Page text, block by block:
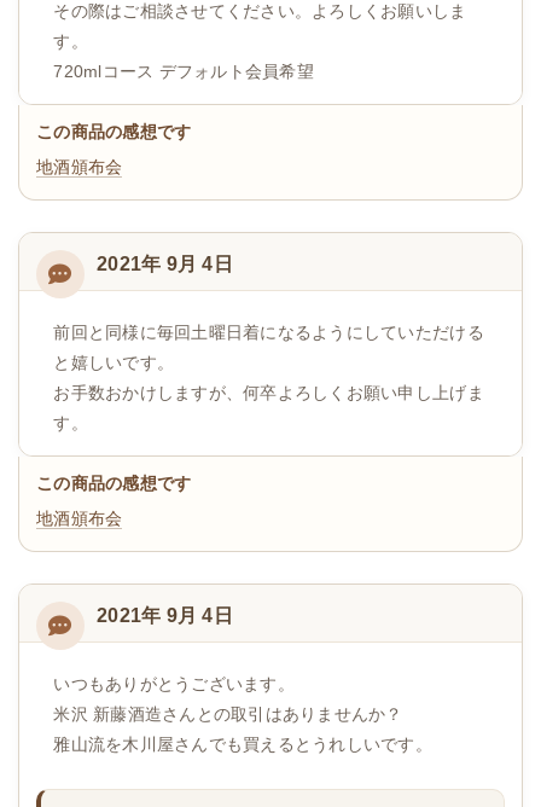
その際はご相談させてください。よろしくお願いしま
す。
720mlコース デフォルト会員希望
この商品の感想です
地酒頒布会
2021年 9月 4日
前回と同様に毎回土曜日着になるようにしていただける
と嬉しいです。
お手数おかけしますが、何卒よろしくお願い申し上げま
す。
この商品の感想です
地酒頒布会
2021年 9月 4日
いつもありがとうございます。
米沢 新藤酒造さんとの取引はありませんか？
雅山流を木川屋さんでも買えるとうれしいです。